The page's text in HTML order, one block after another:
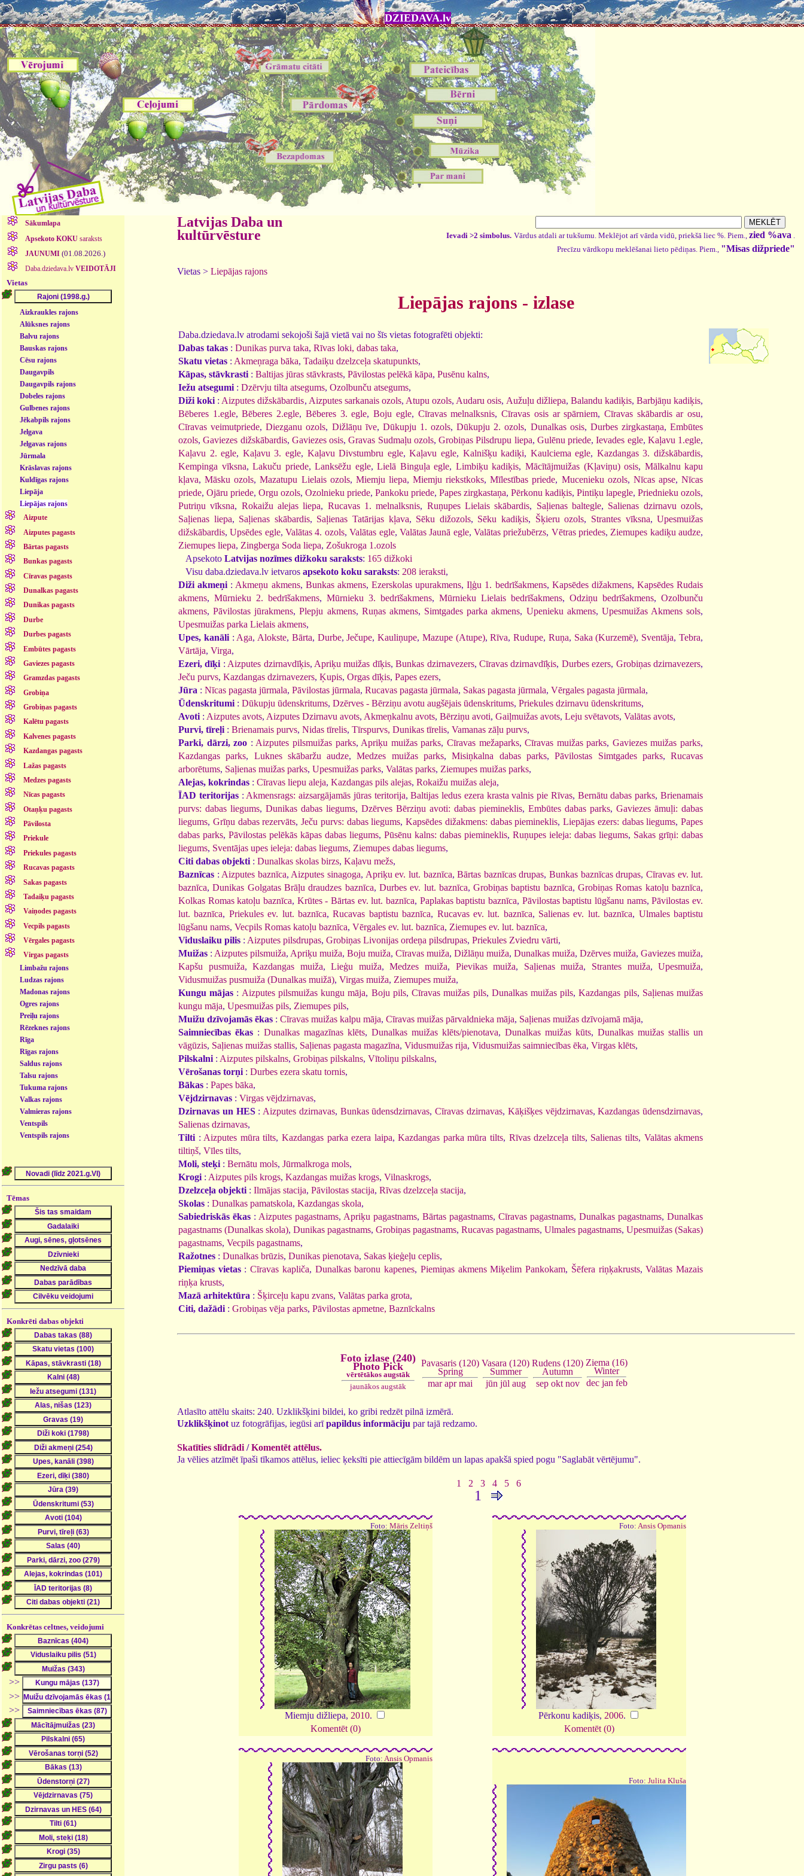
DZIEDAVA.lv
Sākumlapa
Apsekoto KOKUsaraksts
JAUNUMI (01.08.2026.)
Daba.dziedava.lv VEIDOTĀJI
Vietas
Aizkraukles rajons
Alūksnes rajons
Balvu rajons
Bauskas rajons
Cēsu rajons
Daugavpils
Daugavpils rajons
Dobeles rajons
Gulbenes rajons
Jēkabpils rajons
Jelgava
Jelgavas rajons
Jūrmala
Krāslavas rajons
Kuldīgas rajons
Liepāja
Liepājas rajons
Aizpute
Aizputes pagasts
Bārtas pagasts
Bunkas pagasts
Cīravas pagasts
Dunalkas pagasts
Dunikas pagasts
Durbe
Durbes pagasts
Embūtes pagasts
Gaviezes pagasts
Gramzdas pagasts
Grobiņa
Grobiņas pagasts
Kalētu pagasts
Kalvenes pagasts
Kazdangas pagasts
Lažas pagasts
Medzes pagasts
Nīcas pagasts
Otaņķu pagasts
Pāvilosta
Priekule
Priekules pagasts
Rucavas pagasts
Sakas pagasts
Tadaiķu pagasts
Vaiņodes pagasts
Vecpils pagasts
Vērgales pagasts
Virgas pagasts
Limbažu rajons
Ludzas rajons
Madonas rajons
Ogres rajons
Preiļu rajons
Rēzeknes rajons
Rīga
Rīgas rajons
Saldus rajons
Talsu rajons
Tukuma rajons
Valkas rajons
Valmieras rajons
Ventspils
Ventspils rajons
Tēmas
Konkrēti dabas objekti
Konkrētas celtnes, veidojumi
>>
>>
>>
Latvijas Daba un
kultūrvēsture
Ievadi >2 simbolus. Vārdus atdali ar tukšumu. Meklējot arī vārda vidū, priekšā liec %. Piem., zied %ava .
Precīzu vārdkopu meklēšanai lieto pēdiņas. Piem., "Misas dižpriede"
Vietas > Liepājas rajons
Liepājas rajons - izlase
Daba.dziedava.lv atrodami sekojoši šajā vietā vai no šīs vietas fotografēti objekti:
Dabas takas : Dunikas purva taka, Rīvas loki, dabas taka,
Skatu vietas : Akmeņraga bāka, Tadaiķu dzelzceļa skatupunkts,
Kāpas, stāvkrasti : Baltijas jūras stāvkrasts, Pāvilostas pelēkā kāpa, Pusēnu kalns,
Iežu atsegumi : Dzērvju tilta atsegums, Ozolbunču atsegums,
Diži koki : Aizputes dižskābardis, Aizputes sarkanais ozols, Atupu ozols, Audaru osis, Aužuļu dižliepa, Balandu kadiķis, Barbjāņu kadiķis,
Bēberes 1.egle,Bēberes 2.egle, Bēberes 3. egle,Boju egle, Cīravas melnalksnis,Cīravas osis ar spārniem, Cīravas skābardis ar osu,
Cīravas veimutpriede,Diezganu ozols, Dižlāņu īve, Dūkupju 1. ozols,Dūkupju 2. ozols, Dunalkas osis, Durbes zirgkastaņa, Embūtes
ozols,Gaviezes dižskābardis, Gaviezes osis,Gravas Sudmaļu ozols, Grobiņas Pilsdrupu liepa, Gulēnu priede,Ievades egle, Kaļavu 1.egle,
Kaļavu 2. egle, Kaļavu 3. egle, Kaļavu Divstumbru egle,Kaļavu egle, Kalnišķu kadiķi, Kaulciema egle, Kazdangas 3. dižskābardis,
Kempinga vīksna,Lakuču priede,Lanksēžu egle,Lielā Binguļa egle, Limbiķu kadiķis, Mācītājmuižas (Kļaviņu) osis, Mālkalnu kapu
kļava,Māsku ozols,Mazatupu Lielais ozols, Miemju liepa, Miemju riekstkoks,Mīlestības priede, Mucenieku ozols, Nīcas apse, Nīcas
priede, Ojāru priede, Orgu ozols, Ozolnieku priede, Pankoku priede, Papes zirgkastaņa, Pērkonu kadiķis, Pintiķu lapegle, Priednieku ozols,
Putriņu vīksna, Rokaižu alejas liepa, Rucavas 1. melnalksnis, Ruņupes Lielais skābardis, Saļienas baltegle, Salienas dzirnavu ozols,
Saļienas liepa, Saļienas skābardis, Saļienas Tatārijas kļava, Sēku dižozols, Sēku kadiķis, Šķieru ozols, Strantes vīksna,Upesmuižas
dižskābardis,Upsēdes egle,Valātas 4. ozols,Valātas egle, Valātas Jaunā egle, Valātas priežubērzs, Vētras priedes, Ziemupes kadiķu audze,
Ziemupes liepa, Zingberga Soda liepa, Zošukroga 1.ozols
Apsekoto Latvijas nozīmes dižkoku saraksts: 165 dižkoki
Visu daba.dziedava.lv ietvaros apsekoto koku saraksts: 208 ieraksti,
Diži akmeņi : Akmeņu akmens, Bunkas akmens, Ezerskolas upurakmens,Iļģu 1. bedrīšakmens, Kapsēdes dižakmens, Kapsēdes Rudais
akmens, Mūrnieku 2. bedrīšakmens, Mūrnieku 3. bedrīšakmens, Mūrnieku Lielais bedrīšakmens, Odziņu bedrīšakmens, Ozolbunču
akmens,Pāvilostas jūrakmens,Plepju akmens, Ruņas akmens, Simtgades parka akmens, Upenieku akmens, Upesmuižas Akmens sols,
Upesmuižas parka Lielais akmens,
Upes, kanāli: Aga, Alokste, Bārta, Durbe,Ječupe,Kauliņupe, Mazupe (Atupe),Rīva,Rudupe, Ruņa, Saka (Kurzemē), Sventāja,Tebra,
Vārtāja, Virga,
Ezeri, dīķi : Aizputes dzirnavdīķis, Apriķu muižas dīķis,Bunkas dzirnavezers,Cīravas dzirnavdīķis, Durbes ezers, Grobiņas dzirnavezers,
Ječu purvs, Kazdangas dzirnavezers, Ķupis, Orgas dīķis, Papes ezers,
Jūra : Nīcas pagasta jūrmala, Pāvilostas jūrmala, Rucavas pagasta jūrmala, Sakas pagasta jūrmala, Vērgales pagasta jūrmala,
Ūdenskritumi : Dūkupju ūdenskritums, Dzērves - Bērziņu avotu augšējais ūdenskritums, Priekules dzirnavu ūdenskritums,
Avoti : Aizputes avots, Aizputes Dzirnavu avots, Akmeņkalnu avots, Bērziņu avoti, Gaiļmuižas avots, Leju svētavots, Valātas avots,
Purvi, tīreļi : Brienamais purvs, Nidas tīrelis, Tīrspurvs, Dunikas tīrelis, Vamanas zāļu purvs,
Parki, dārzi, zoo : Aizputes pilsmuižas parks, Apriķu muižas parks, Cīravas mežaparks,Cīravas muižas parks, Gaviezes muižas parks,
Kazdangas parks, Luknes skābaržu audze,Medzes muižas parks,Misiņkalna dabas parks,Pāvilostas Simtgades parks,Rucavas
arborētums, Saļienas muižas parks, Upesmuižas parks, Valātas parks, Ziemupes muižas parks,
Alejas, kokrindas : Cīravas liepu aleja, Kazdangas pils alejas, Rokaižu muižas aleja,
ĪAD teritorijas: Akmensrags: aizsargājamās jūras teritorija,Baltijas ledus ezera krasta valnis pie Rīvas, Bernātu dabas parks,Brienamais
purvs: dabas liegums, Dunikas dabas liegums, Dzērves Bērziņu avoti: dabas piemineklis, Embūtes dabas parks, Gaviezes āmuļi: dabas
liegums, Grīņu dabas rezervāts, Ječu purvs: dabas liegums, Kapsēdes dižakmens: dabas piemineklis, Liepājas ezers: dabas liegums, Papes
dabas parks, Pāvilostas pelēkās kāpas dabas liegums, Pūsēnu kalns: dabas piemineklis, Ruņupes ieleja: dabas liegums, Sakas grīņi: dabas
liegums, Sventājas upes ieleja: dabas liegums, Ziemupes dabas liegums,
Citi dabas objekti : Dunalkas skolas birzs, Kaļavu mežs,
Baznīcas : Aizputes baznīca, Aizputes sinagoga, Apriķu ev. lut. baznīca,Bārtas baznīcas drupas,Bunkas baznīcas drupas, Cīravas ev. lut.
baznīca,Dunikas Golgatas Brāļu draudzes baznīca, Durbes ev. lut. baznīca,Grobiņas baptistu baznīca,Grobiņas Romas katoļu baznīca,
Kolkas Romas katoļu baznīca, Krūtes - Bārtas ev. lut. baznīca, Paplakas baptistu baznīca, Pāvilostas baptistu lūgšanu nams,Pāvilostas ev.
lut. baznīca, Priekules ev. lut. baznīca,Rucavas baptistu baznīca, Rucavas ev. lut. baznīca, Salienas ev. lut. baznīca, Ulmales baptistu
lūgšanu nams, Vecpils Romas katoļu baznīca, Vērgales ev. lut. baznīca, Ziemupes ev. lut. baznīca,
Viduslaiku pilis : Aizputes pilsdrupas, Grobiņas Livonijas ordeņa pilsdrupas, Priekules Zviedru vārti,
Muižas : Aizputes pilsmuiža, Apriķu muiža, Boju muiža, Cīravas muiža, Dižlāņu muiža, Dunalkas muiža, Dzērves muiža, Gaviezes muiža,
Kapšu pusmuiža,Kazdangas muiža,Lieģu muiža,Medzes muiža, Pievikas muiža, Saļienas muiža, Strantes muiža,Upesmuiža,
Vidusmuižas pusmuiža (Dunalkas muižā), Virgas muiža, Ziemupes muiža,
Kungu mājas : Aizputes pilsmuižas kungu māja, Boju pils,Cīravas muižas pils, Dunalkas muižas pils,Kazdangas pils, Saļienas muižas
kungu māja, Upesmuižas pils, Ziemupes pils,
Muižu dzīvojamās ēkas : Cīravas muižas kalpu māja, Cīravas muižas pārvaldnieka māja, Saļienas muižas dzīvojamā māja,
Saimniecības ēkas : Dunalkas magazīnas klēts, Dunalkas muižas klēts/pienotava, Dunalkas muižas kūts, Dunalkas muižas stallis un
vāgūzis, Saļienas muižas stallis, Saļienas pagasta magazīna, Vidusmuižas rija, Vidusmuižas saimniecības ēka, Virgas klēts,
Pilskalni : Aizputes pilskalns, Grobiņas pilskalns, Vītoliņu pilskalns,
Vērošanas torņi : Durbes ezera skatu tornis,
Bākas : Papes bāka,
Vējdzirnavas : Virgas vējdzirnavas,
Dzirnavas un HES: Aizputes dzirnavas, Bunkas ūdensdzirnavas,Cīravas dzirnavas, Kāķišķes vējdzirnavas,Kazdangas ūdensdzirnavas,
Salienas dzirnavas,
Tilti : Aizputes mūra tilts, Kazdangas parka ezera laipa,Kazdangas parka mūra tilts, Rīvas dzelzceļa tilts, Salienas tilts, Valātas akmens
tiltiņš, Vīles tilts,
Moli, steķi : Bernātu mols, Jūrmalkroga mols,
Krogi : Aizputes pils krogs, Kazdangas muižas krogs, Vilnaskrogs,
Dzelzceļa objekti : Ilmājas stacija, Pāvilostas stacija, Rīvas dzelzceļa stacija,
Skolas : Dunalkas pamatskola, Kazdangas skola,
Sabiedriskās ēkas : Aizputes pagastnams, Apriķu pagastnams, Bārtas pagastnams, Cīravas pagastnams, Dunalkas pagastnams, Dunalkas
pagastnams (Dunalkas skola), Dunikas pagastnams, Grobiņas pagastnams, Rucavas pagastnams, Ulmales pagastnams, Upesmuižas (Sakas)
pagastnams, Vecpils pagastnams,
Ražotnes : Dunalkas brūzis, Dunikas pienotava, Sakas ķieģeļu ceplis,
Piemiņas vietas:Cīravas kapliča, Dunalkas baronu kapenes, Piemiņas akmens Miķelim Pankokam, Šēfera riņķakrusts,Valātas Mazais
riņķa krusts,
Mazā arhitektūra : Šķirceļu kapu zvans, Valātas parka grota,
Citi, dažādi : Grobiņas vēja parks, Pāvilostas apmetne, Baznīckalns
Foto izlase (240)
Photo Pick
vērtētākos augstāk
jaunākos augstāk
Pavasaris (120)
Spring
mar apr mai
Vasara (120)
Summer
jūn jūl aug
Rudens (120)
Autumn
sep okt nov
Ziema (16)
Winter
dec jan feb
Atlasīto attēlu skaits: 240. Uzklikšķini bildei, ko gribi redzēt pilnā izmērā.
Uzklikšķinot uz fotogrāfijas, iegūsi arīpapildus informāciju par tajā redzamo.
Skatīties slīdrādi /Komentēt attēlus.
Ja vēlies atzīmēt īpaši tīkamos attēlus, ieliec ķeksīti pie attiecīgām bildēm un lapas apakšā spied pogu "Saglabāt vērtējumu".
1 2 3 4 5 6
1
Foto: Māris Zeltiņš
Miemju dižliepa, 2010.
Komentēt (0)
Foto: Ansis Opmanis
Pērkonu kadiķis, 2006.
Komentēt (0)
Foto: Ansis Opmanis
Foto: Julita Kluša